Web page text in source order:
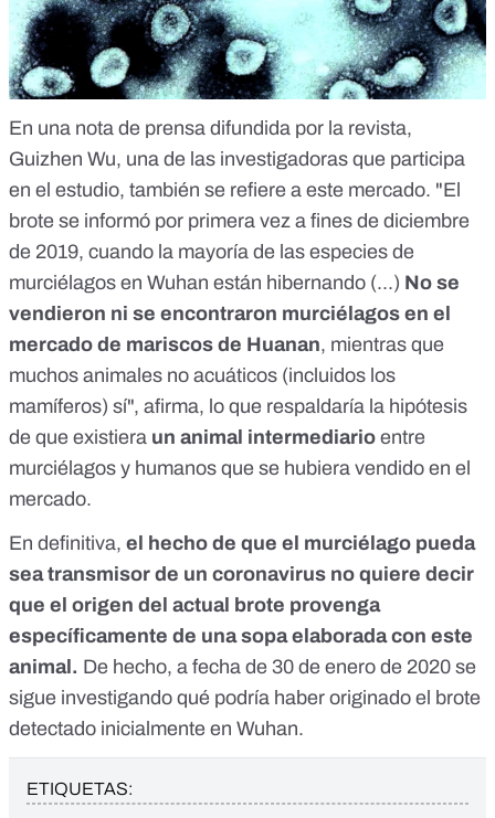
En una nota de prensa difundida por la revista,
Guizhen Wu, una de las investigadoras que participa
en el estudio, también se refiere a este mercado. "El
brote se informó por primera vez a fines de diciembre
de 2019, cuando la mayoría de las especies de
murciélagos en Wuhan están hibernando (...) No se
vendieron ni se encontraron murciélagos en el
mercado de mariscos de Huanan, mientras que
muchos animales no acuáticos (incluidos los
mamíferos) sí", afirma, lo que respaldaría la hipótesis
de que existiera un animal intermediario entre
murciélagos y humanos que se hubiera vendido en el
mercado.
En definitiva, el hecho de que el murciélago pueda
sea transmisor de un coronavirus no quiere decir
que el origen del actual brote provenga
específicamente de una sopa elaborada con este
animal. De hecho, a fecha de 30 de enero de 2020 se
sigue investigando qué podría haber originado el brote
detectado inicialmente en Wuhan.
ETIQUETAS: